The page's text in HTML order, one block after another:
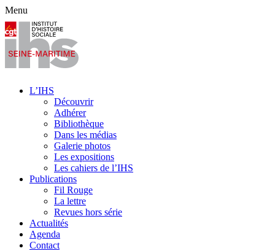
Menu
L’IHS
Découvrir
Adhérer
Bibliothèque
Dans les médias
Galerie photos
Les expositions
Les cahiers de l’IHS
Publications
Fil Rouge
La lettre
Revues hors série
Actualités
Agenda
Contact